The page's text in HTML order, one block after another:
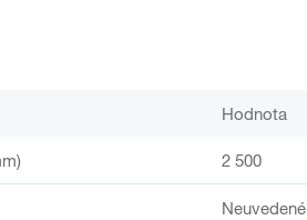
Hodnota
2 500
Neuvedené